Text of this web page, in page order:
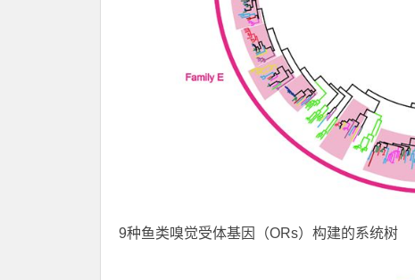
9种鱼类嗅觉受体基因（ORs）构建的系统树